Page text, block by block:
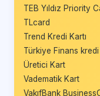
TEB Yıldız Priority
TLcard
Trend Kredi Kartı
Türkiye Finans kredi
Üretici Kart
Vadematik Kart
VakıfBank